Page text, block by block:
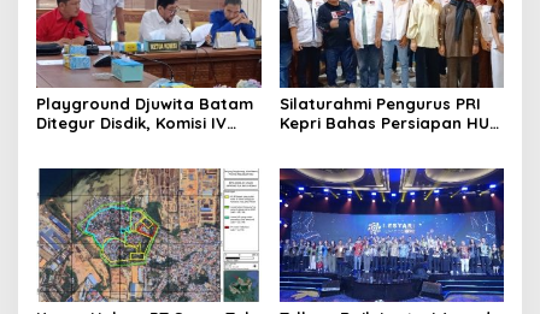
Playground Djuwita Batam
Ditegur Disdik, Komisi IV
Silaturahmi Pengurus PRI
Kepri Bahas Persiapan HUT